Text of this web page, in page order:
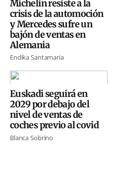
Michelin resiste a la
crisis de la automoción
y Mercedes sufre un
bajón de ventas en
Alemania
Endika Santamaria
Euskadi seguirá en
2029 por debajo del
nivel de ventas de
coches previo al covid
Blanca Sobrino